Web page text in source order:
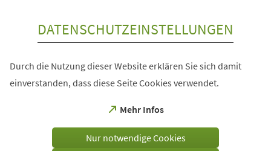
DATENSCHUTZEINSTELLUNGEN
Durch die Nutzung dieser Website erklären Sie sich damit
einverstanden, dass diese Seite Cookies verwendet.
Mehr Infos
(Öffnet
einem
Nur notwendige Cookies